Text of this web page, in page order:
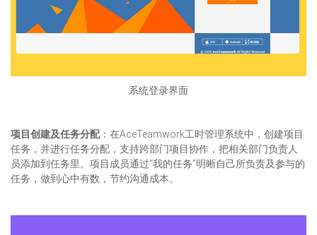
系统登录界面
项目创建及任务分配：在AceTeamwork工时管理系统中，创建项目
任务，并进行任务分配，支持跨部门项目协作，把相关部门负责人
员添加到任务里。项目成员通过“我的任务”明晰自己所负责及参与的
任务，做到心中有数，节约沟通成本。